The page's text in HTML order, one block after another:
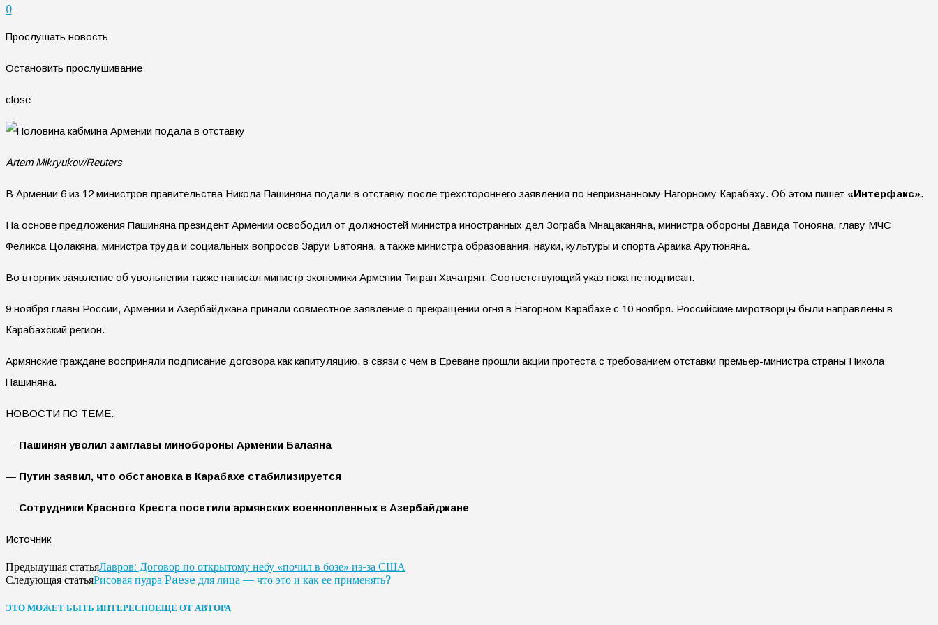
0
Прослушать новость
Остановить прослушивание
close
Artem Mikryukov/Reuters
В Армении 6 из 12 министров правительства Никола Пашиняна подали в отставку после трехстороннего заявления по непризнанному Нагорному Карабаху. Об этом пишет «Интерфакс».
На основе предложения Пашиняна президент Армении освободил от должностей министра иностранных дел Зограба Мнацаканяна, министра обороны Давида Тонояна, главу МЧС
Феликса Цолакяна, министра труда и социальных вопросов Заруи Батояна, а также министра образования, науки, культуры и спорта Араика Арутюняна.
Во вторник заявление об увольнении также написал министр экономики Армении Тигран Хачатрян. Соответствующий указ пока не подписан.
9 ноября главы России, Армении и Азербайджана приняли совместное заявление о прекращении огня в Нагорном Карабахе с 10 ноября. Российские миротворцы были направлены в
Карабахский регион.
Армянские граждане восприняли подписание договора как капитуляцию, в связи с чем в Ереване прошли акции протеста с требованием отставки премьер-министра страны Никола
Пашиняна.
НОВОСТИ ПО ТЕМЕ:
— Пашинян уволил замглавы минобороны Армении Балаяна
— Путин заявил, что обстановка в Карабахе стабилизируется
— Сотрудники Красного Креста посетили армянских военнопленных в Азербайджане
Источник
Предыдущая статьяЛавров: Договор по открытому небу «почил в бозе» из-за США
Следующая статьяРисовая пудра Paese для лица — что это и как ее применять?
ЭТО МОЖЕТ БЫТЬ ИНТЕРЕСНОЕЩЕ ОТ АВТОРА